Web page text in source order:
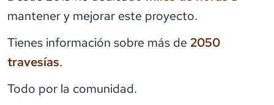
mantener y mejorar este proyecto.
Tienes información sobre más de 2050
travesías.
Todo por la comunidad.